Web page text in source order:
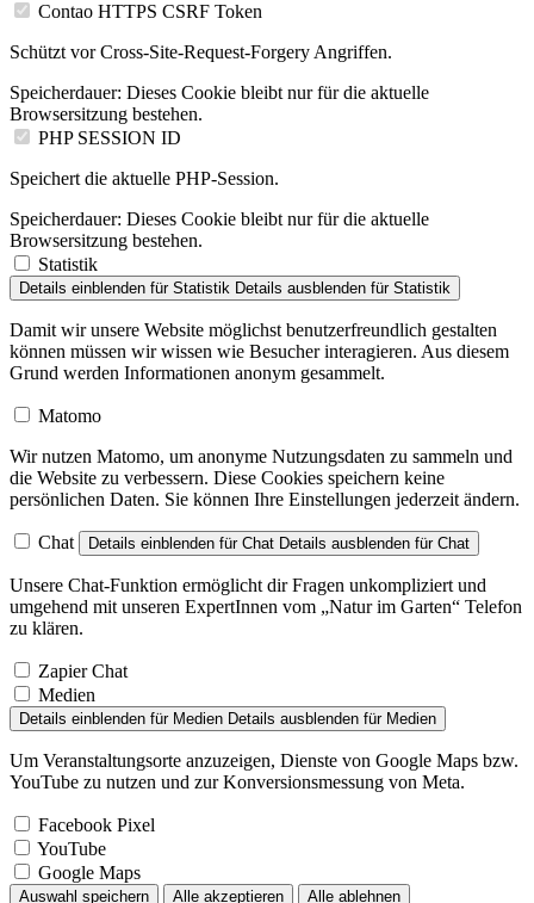
Contao HTTPS CSRF Token
Schützt vor Cross-Site-Request-Forgery Angriffen.
Speicherdauer: Dieses Cookie bleibt nur für die aktuelle
Browsersitzung bestehen.
PHP SESSION ID
Speichert die aktuelle PHP-Session.
Speicherdauer: Dieses Cookie bleibt nur für die aktuelle
Browsersitzung bestehen.
Statistik
Details einblenden für Statistik Details ausblenden für Statistik
Damit wir unsere Website möglichst benutzerfreundlich gestalten
können müssen wir wissen wie Besucher interagieren. Aus diesem
Grund werden Informationen anonym gesammelt.
Matomo
Wir nutzen Matomo, um anonyme Nutzungsdaten zu sammeln und
die Website zu verbessern. Diese Cookies speichern keine
persönlichen Daten. Sie können Ihre Einstellungen jederzeit ändern.
Chat Details einblenden für Chat Details ausblenden für Chat
Unsere Chat-Funktion ermöglicht dir Fragen unkompliziert und
umgehend mit unseren ExpertInnen vom „Natur im Garten“ Telefon
zu klären.
Zapier Chat
Medien
Details einblenden für Medien Details ausblenden für Medien
Um Veranstaltungsorte anzuzeigen, Dienste von Google Maps bzw.
YouTube zu nutzen und zur Konversionsmessung von Meta.
Facebook Pixel
YouTube
Google Maps
Auswahl speichern Alle akzeptieren Alle ablehnen